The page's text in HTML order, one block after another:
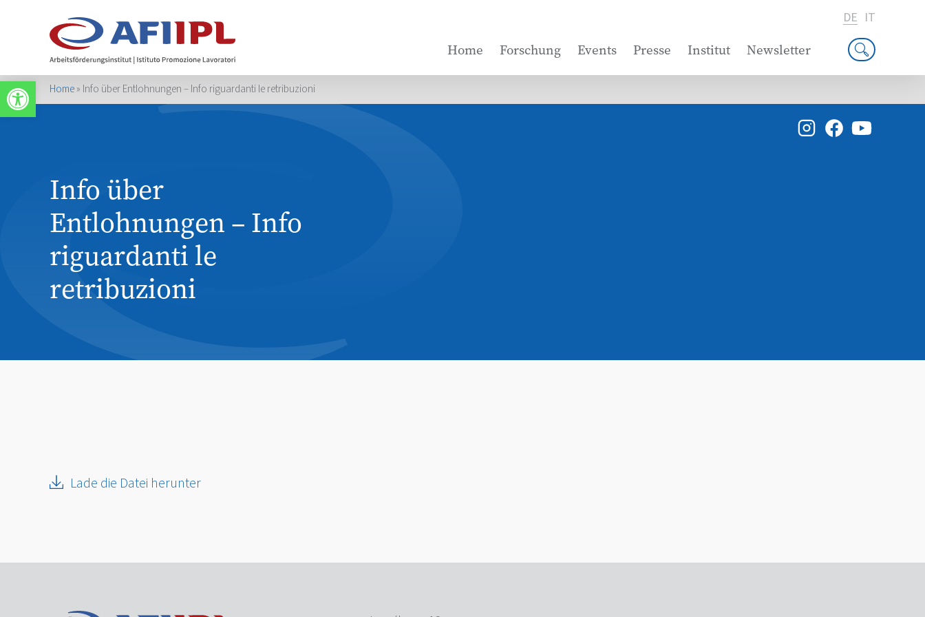
Werkzeugleiste öffnen
Home Forschung Events Presse Institut Newsletter
DE IT
Home» Info über Entlohnungen – Info riguardanti le retribuzioni
Info über
Entlohnungen – Info
riguardanti le
retribuzioni
Lade die Datei herunter